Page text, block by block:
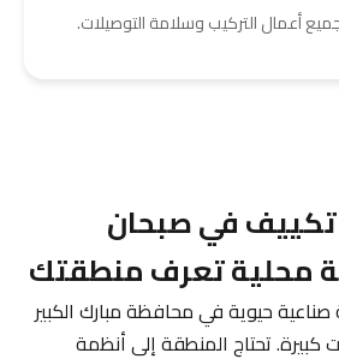
أعمال التركيب وسلامة التوصيلات.
في صبحان
محلية تعرف منطقتك
حيوية في محافظة مبارك الكبير
تحتاج المنطقة إلى أنظمة